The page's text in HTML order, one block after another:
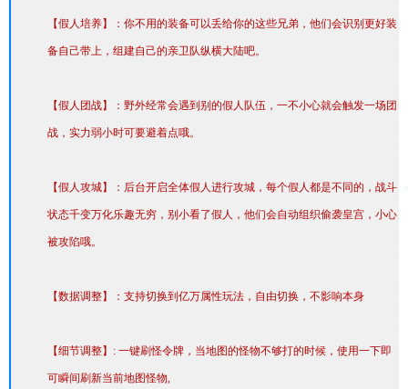
【假人培养】：你不用的装备可以丢给你的这些兄弟，他们会识别更好装
备自己带上，组建自己的亲卫队纵横大陆吧。
【假人团战】：野外经常会遇到别的假人队伍，一不小心就会触发一场团
战，实力弱小时可要避着点哦。
【假人攻城】：后台开启全体假人进行攻城，每个假人都是不同的，战斗
状态千变万化乐趣无穷，别小看了假人，他们会自动组织偷袭皇宫，小心
被攻陷哦。
【数据调整】：支持切换到亿万属性玩法，自由切换，不影响本身
【细节调整】: 一键刷怪令牌，当地图的怪物不够打的时候，使用一下即
可瞬间刷新当前地图怪物,